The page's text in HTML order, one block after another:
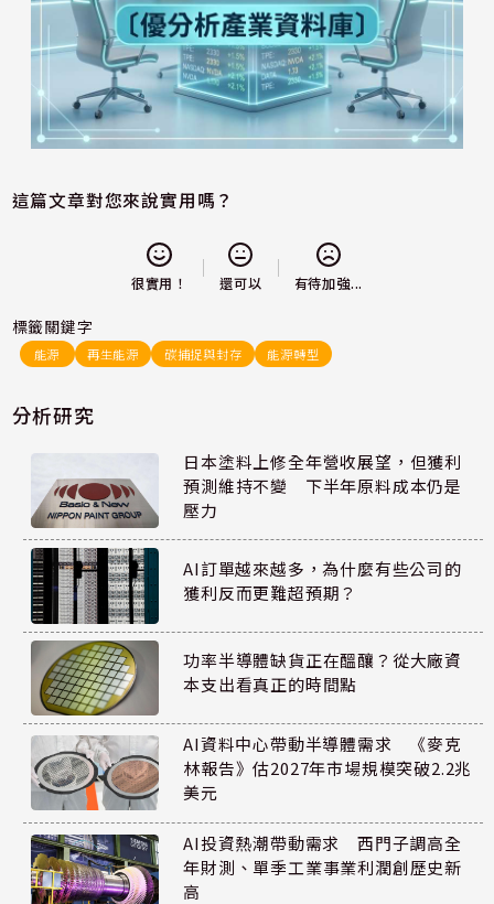
這篇文章對您來說實用嗎？
很實用！ 還可以 有待加強...
標籤關鍵字
能源 再生能源 碳捕捉與封存 能源轉型
分析研究
日本塗料上修全年營收展望，但獲利
預測維持不變 下半年原料成本仍是
壓力
AI訂單越來越多，為什麼有些公司的
獲利反而更難超預期？
功率半導體缺貨正在醞釀？從大廠資
本支出看真正的時間點
AI資料中心帶動半導體需求 《麥克
林報告》估2027年市場規模突破2.2兆
美元
AI投資熱潮帶動需求 西門子調高全
年財測、單季工業事業利潤創歷史新
高